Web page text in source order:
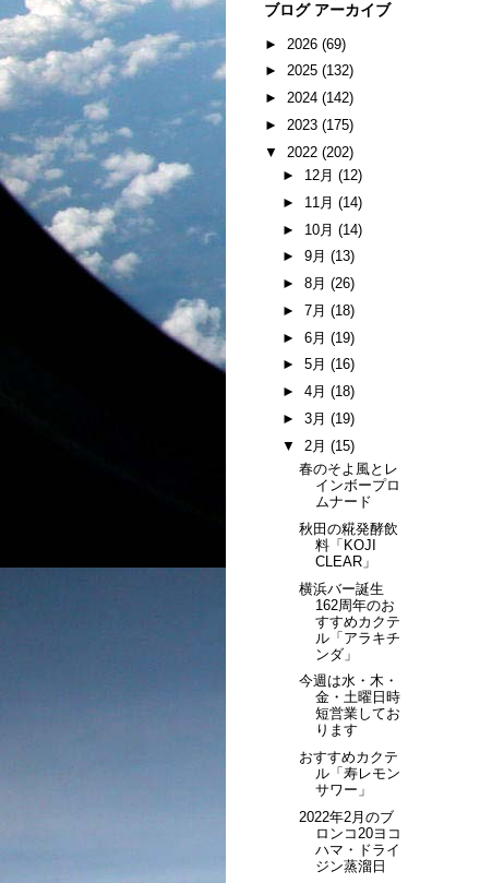
ブログ アーカイブ
► 2026 (69)
► 2025 (132)
► 2024 (142)
► 2023 (175)
▼ 2022 (202)
► 12月 (12)
► 11月 (14)
► 10月 (14)
► 9月 (13)
► 8月 (26)
► 7月 (18)
► 6月 (19)
► 5月 (16)
► 4月 (18)
► 3月 (19)
▼ 2月 (15)
春のそよ風とレ
インボープロ
ムナード
秋田の糀発酵飲
料「KOJI
CLEAR」
横浜バー誕生
162周年のお
すすめカクテ
ル「アラキチ
ンダ」
今週は水・木・
金・土曜日時
短営業してお
ります
おすすめカクテ
ル「寿レモン
サワー」
2022年2月のブ
ロンコ20ヨコ
ハマ・ドライ
ジン蒸溜日